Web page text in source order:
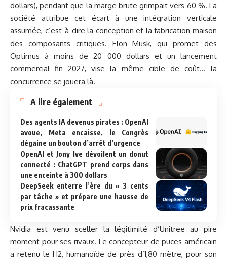
dollars), pendant que la marge brute grimpait vers 60 %. La
société attribue cet écart à une intégration verticale
assumée, c’est-à-dire la conception et la fabrication maison
des composants critiques. Elon Musk, qui promet des
Optimus à moins de 20 000 dollars et un lancement
commercial fin 2027, vise la même cible de coût… la
concurrence se jouera là.
A lire également
Des agents IA devenus pirates : OpenAI
avoue, Meta encaisse, le Congrès
dégaine un bouton d’arrêt d’urgence
OpenAI et Jony Ive dévoilent un donut
connecté : ChatGPT prend corps dans
une enceinte à 300 dollars
DeepSeek enterre l’ère du « 3 cents
par tâche » et prépare une hausse de
prix fracassante
Nvidia est venu sceller la légitimité d’Unitree au pire
moment pour ses rivaux. Le concepteur de puces américain
a retenu le H2, humanoïde de près d’1,80 mètre, pour son